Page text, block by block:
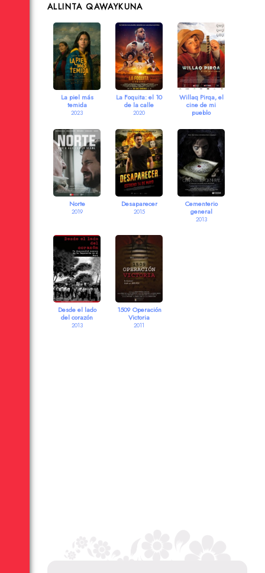
ALLINTA QAWAYKUNA
La piel más
temida
2023
La Foquita: el 10
de la calle
2020
Willaq Pirqa, el
cine de mi
pueblo
Norte
2019
Desaparecer
2015
Cementerio
general
2013
Desde el lado
del corazón
2013
1509 Operación
Victoria
2011